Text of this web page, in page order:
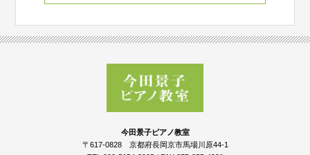
今田景子ピアノ教室
〒617-0828 京都府長岡京市馬場川原44-1